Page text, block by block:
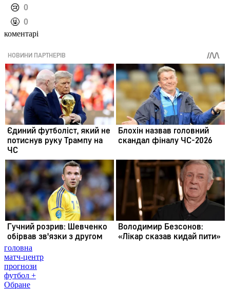
️😢 0
️🤬 0
коментарі
головна
матч-центр
прогнози
футбол +
Обране